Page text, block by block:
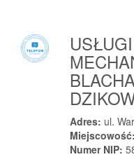
Adres: ul.
Miejscowość:
Numer NIP: